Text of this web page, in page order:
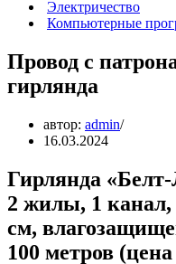
Электричество
Компьютерные
Провод с
гирлянда
автор: admin
16.03.2024
Гирлянда
2 жилы, 1
см,
100 метров